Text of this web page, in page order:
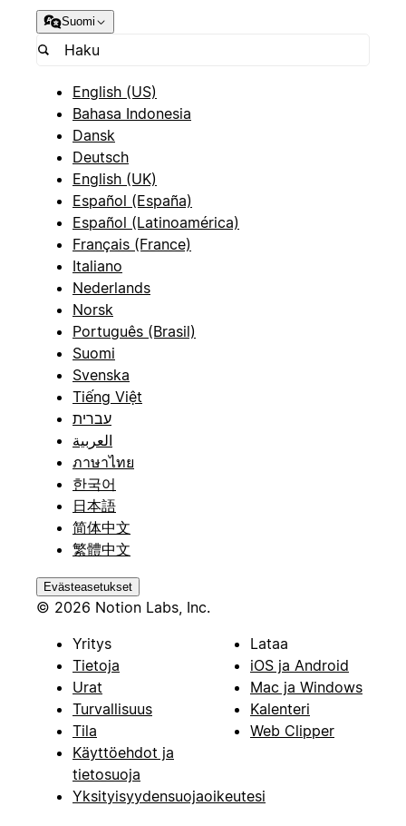
Suomi
English (US)
Bahasa Indonesia
Dansk
Deutsch
English (UK)
Español (España)
Español (Latinoamérica)
Français (France)
Italiano
Nederlands
Norsk
Português (Brasil)
Suomi
Svenska
Tiếng Việt
עברית
العربية
ภาษาไทย
한국어
日本語
简体中文
繁體中文
Evästeasetukset
© 2026 Notion Labs, Inc.
Yritys
Tietoja
Urat
Turvallisuus
Tila
Käyttöehdot ja
tietosuoja
Yksityisyydensuojaoikeutesi
Lataa
iOS ja Android
Mac ja Windows
Kalenteri
Web Clipper